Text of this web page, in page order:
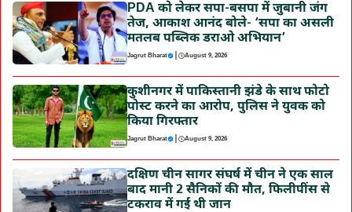
PDA को लेकर सपा-बसपा में जुबानी जंग
तेज, आकाश आनंद बोले- ‘सपा का असली
मतलब पब्लिक डराओ अभियान’
Jagrut Bharat | August 9, 2026
कुशीनगर में पाकिस्तानी झंडे के साथ फोटो
पोस्ट करने का आरोप, पुलिस ने युवक को
किया गिरफ्तार
Jagrut Bharat | August 9, 2026
दक्षिण चीन सागर संघर्ष में चीन ने एक साल
बाद मानी 2 सैनिकों की मौत, फिलीपींस से
टकराव में गई थी जान